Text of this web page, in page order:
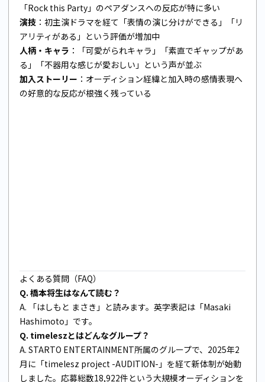
「Rock this Party」のペアダンスへの反応が特に多い
演技 ：初主演ドラマを経て「表情の演じ分けができる」「リ
アリティがある」という評価が増加中
人柄・キャラ ：「可愛がられキャラ」「素直でギャップがあ
る」「不器用な感じが愛おしい」という声が並ぶ
加入ストーリー ：オーディション経緯と加入時の感情表現へ
の好意的な反応が根強く残っている
よくある質問（FAQ）
Q. 橋本将生はなんて読む？
A. 「はしもと まさき」と読みます。英字表記は「Masaki
Hashimoto」です。
Q. timeleszとはどんなグループ？
A. STARTO ENTERTAINMENT所属のグループで、2025年2
月に「timelesz project -AUDITION-」を経て新体制が始動
しました。応募総数18,922件という大規模オーディションを